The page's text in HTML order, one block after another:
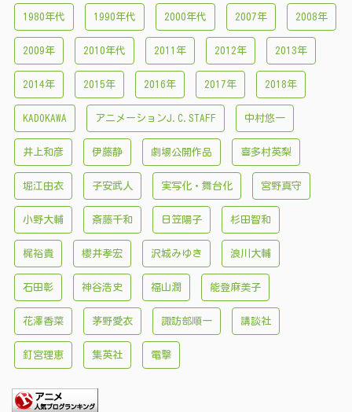
1980年代 1990年代 2000年代 2007年 2008年
2009年 2010年代 2011年 2012年 2013年
2014年 2015年 2016年 2017年 2018年
KADOKAWA アニメーションJ.C.STAFF 中村悠一
井上和彦 伊藤静 劇場公開作品 喜多村英梨
堀江由衣 子安武人 実写化・舞台化 宮野真守
小野大輔 斎藤千和 日笠陽子 杉田智和
梶裕貴 櫻井孝宏 沢城みゆき 浪川大輔
石田彰 神谷浩史 福山潤 能登麻美子
花澤香菜 茅野愛衣 諏訪部順一 講談社
釘宮理恵 集英社 電撃